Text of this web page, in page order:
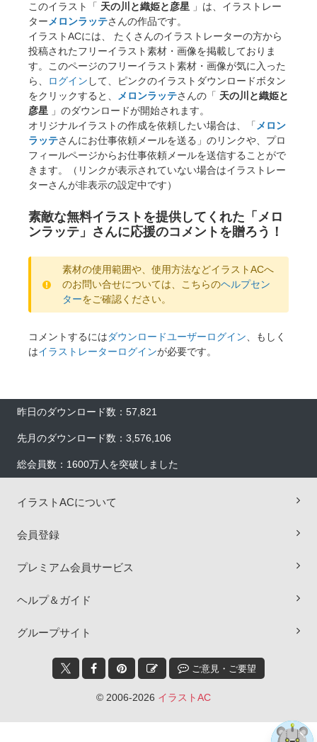
このイラスト「 天の川と織姫と彦星 」は、イラストレー
ターメロンラッテさんの作品です。
イラストACには、 たくさんのイラストレーターの方から
投稿されたフリーイラスト素材・画像を掲載しておりま
す。このページのフリーイラスト素材・画像が気に入った
ら、
ログイン して、ピンクのイラストダウンロードボタン
をクリックすると、 メロンラッテさんの「 天の川と織姫と
彦星 」のダウンロードが開始されます。
オリジナルイラストの作成を依頼したい場合は、「メロン
ラッテさんにお仕事依頼メールを送る」のリンクや、プロ
フィールページからお仕事依頼メールを送信することがで
きます。（リンクが表示されていない場合はイラストレー
ターさんが非表示の設定中です）
素敵な無料イラストを提供してくれた「メロ
ンラッテ」さんに応援のコメントを贈ろう！
素材の使用範囲や、使用方法などイラストACへ
のお問い合せについては、こちらのヘルプセン
ターをご確認ください。
コメントするにはダウンロードユーザーログイン、もしく
はイラストレーターログインが必要です。
昨日のダウンロード数：57,821
先月のダウンロード数：3,576,106
総会員数：1600万人を突破しました
イラストACについて
会員登録
プレミアム会員サービス
ヘルプ＆ガイド
グループサイト
ご意見・ご要望
© 2006-2026 イラストAC